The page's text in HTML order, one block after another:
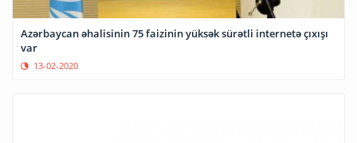
Azərbaycan əhalisinin 75 faizinin yüksək sürətli internetə çıxışı
var
13-02-2020